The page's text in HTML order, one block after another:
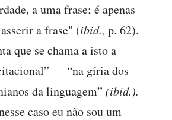
a uma frase; é apenas
a frase" (ibid., p. 62).
que se chama a isto a
— “na gíria dos
da linguagem” (ibid.).
caso eu não sou um